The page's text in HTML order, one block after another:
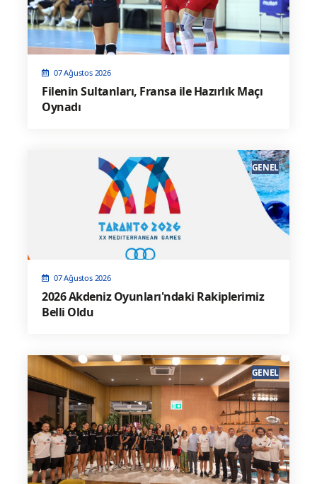
07 Ağustos 2026
Filenin Sultanları, Fransa ile Hazırlık Maçı
Oynadı
07 Ağustos 2026
2026 Akdeniz Oyunları'ndaki Rakiplerimiz
Belli Oldu
GENEL
GENEL